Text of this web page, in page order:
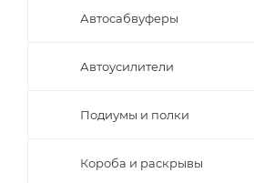
Автосабвуферы
Автоусилители
Подиумы и полки
Короба и раскрывы